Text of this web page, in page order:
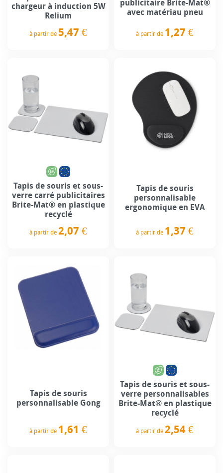
chargeur à induction 5W
Relium
à partir de 5,47 €
publicitaire Brite-Mat®
avec matériau pneu
à partir de 1,27 €
Tapis de souris et sous-
verre carré publicitaires
Brite-Mat® en plastique
recyclé
à partir de 2,07 €
Tapis de souris
personnalisable
ergonomique en EVA
à partir de 1,37 €
Tapis de souris
personnalisable Gong
à partir de 1,61 €
Tapis de souris et sous-
verre personnalisables
Brite-Mat® en plastique
recyclé
à partir de 2,54 €